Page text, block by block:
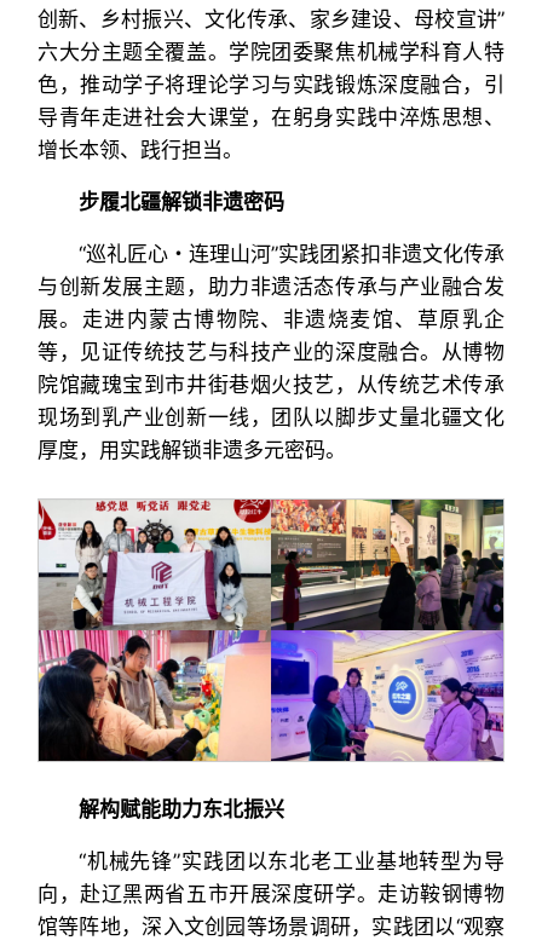
创新、乡村振兴、文化传承、家乡建设、母校宣讲”
六大分主题全覆盖。学院团委聚焦机械学科育人特
色，推动学子将理论学习与实践锻炼深度融合，引
导青年走进社会大课堂，在躬身实践中淬炼思想、
增长本领、践行担当。
步履北疆解锁非遗密码
“巡礼匠心・连理山河”实践团紧扣非遗文化传承
与创新发展主题，助力非遗活态传承与产业融合发
展。走进内蒙古博物院、非遗烧麦馆、草原乳企
等，见证传统技艺与科技产业的深度融合。从博物
院馆藏瑰宝到市井街巷烟火技艺，从传统艺术传承
现场到乳产业创新一线，团队以脚步丈量北疆文化
厚度，用实践解锁非遗多元密码。
解构赋能助力东北振兴
“机械先锋”实践团以东北老工业基地转型为导
向，赴辽黑两省五市开展深度研学。走访鞍钢博物
馆等阵地，深入文创园等场景调研，实践团以“观察